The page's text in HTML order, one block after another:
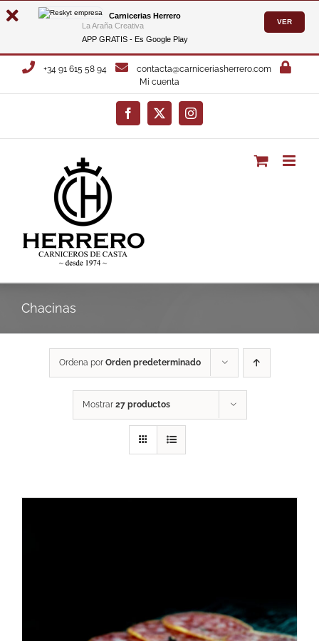
Carnicerias Herrero
La Araña Creativa
APP GRATIS - Es Google Play
VER
Saltar
+34 91 615 58 94
contacta@carniceriasherrero.com
Mi cuenta
Facebook
X Instagram
Chacinas
Ordena por Orden predeterminado
Mostrar 27 productos